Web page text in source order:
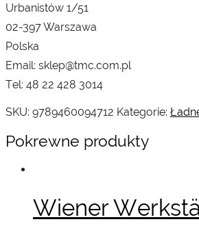
Urbanistów 1/51
02-397 Warszawa
Polska
Email: sklep@tmc.com.pl
Tel: 48 22 428 3014
SKU: 9789460094712 Kategorie:
Pokrewne produkty
Wiener